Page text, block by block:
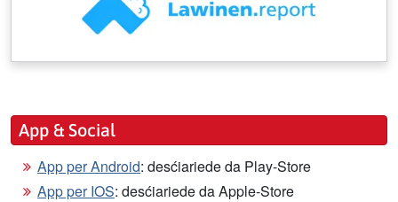
App & Social
App per Android: desćiariede da Play-Store
App per IOS: desćiariede da Apple-Store